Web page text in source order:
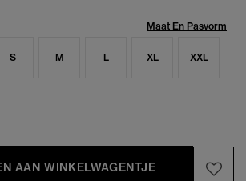
Maat En Pasvorm
S M L XL XXL
AAN WINKELWAGENTJE